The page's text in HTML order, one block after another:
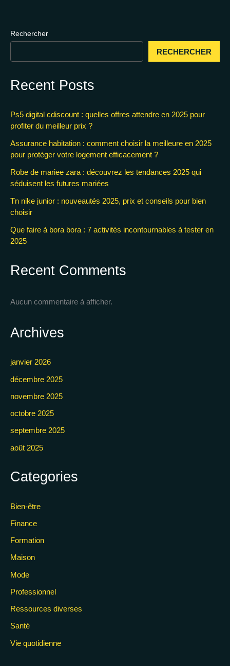
Rechercher
RECHERCHER
Recent Posts
Ps5 digital cdiscount : quelles offres attendre en 2025 pour
profiter du meilleur prix ?
Assurance habitation : comment choisir la meilleure en 2025
pour protéger votre logement efficacement ?
Robe de mariee zara : découvrez les tendances 2025 qui
séduisent les futures mariées
Tn nike junior : nouveautés 2025, prix et conseils pour bien
choisir
Que faire à bora bora : 7 activités incontournables à tester en
2025
Recent Comments
Aucun commentaire à afficher.
Archives
janvier 2026
décembre 2025
novembre 2025
octobre 2025
septembre 2025
août 2025
Categories
Bien-être
Finance
Formation
Maison
Mode
Professionnel
Ressources diverses
Santé
Vie quotidienne